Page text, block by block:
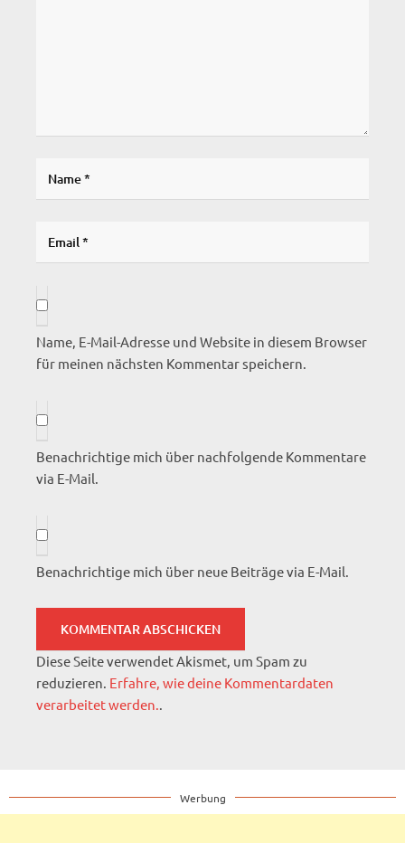
Name, E-Mail-Adresse und Website in diesem Browser
für meinen nächsten Kommentar speichern.
Benachrichtige mich über nachfolgende Kommentare
via E-Mail.
Benachrichtige mich über neue Beiträge via E-Mail.
Diese Seite verwendet Akismet, um Spam zu
reduzieren. Erfahre, wie deine Kommentardaten
verarbeitet werden.
Werbung